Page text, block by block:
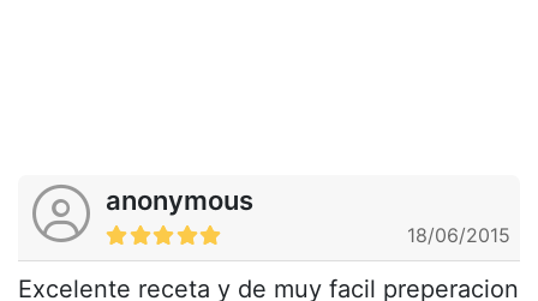
anonymous
18/06/2015
Excelente receta y de muy facil preperacion